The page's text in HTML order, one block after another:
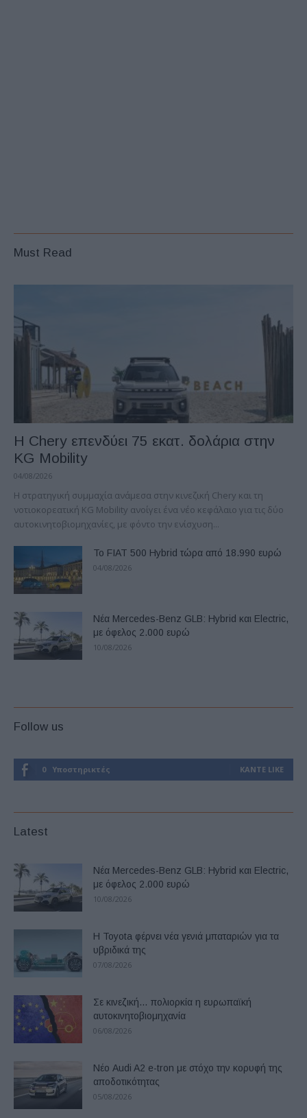
Must Read
Η Chery επενδύει 75 εκατ. δολάρια στην
KG Mobility
04/08/2026
H στρατηγική συμμαχία ανάμεσα στην κινεζική Chery και τη
νοτιοκορεατική KG Mobility ανοίγει ένα νέο κεφάλαιο για τις δύο
αυτοκινητοβιομηχανίες, με φόντο την ενίσχυση...
Το FIAT 500 Hybrid τώρα από 18.990 ευρώ
04/08/2026
Νέα Mercedes-Benz GLB: Hybrid και Electric,
με όφελος 2.000 ευρώ
10/08/2026
Follow us
0 Υποστηρικτές ΚΆΝΤΕ LIKE
Latest
Νέα Mercedes-Benz GLB: Hybrid και Electric,
με όφελος 2.000 ευρώ
10/08/2026
Η Toyota φέρνει νέα γενιά μπαταριών για τα
υβριδικά της
07/08/2026
Σε κινεζική… πολιορκία η ευρωπαϊκή
αυτοκινητοβιομηχανία
06/08/2026
Νέο Audi A2 e-tron με στόχο την κορυφή της
αποδοτικότητας
05/08/2026